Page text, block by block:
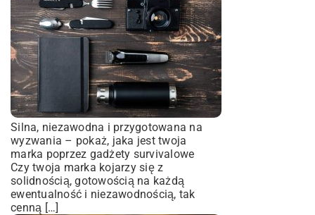
Silna, niezawodna i przygotowana na
wyzwania – pokaż, jaka jest twoja
marka poprzez gadżety survivalowe
Czy twoja marka kojarzy się z
solidnością, gotowością na każdą
ewentualność i niezawodnością, tak
cenną […]